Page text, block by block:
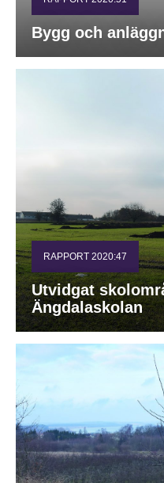
Bygg och
RAPPORT 2020:47
Utvidgat
Ängdalaskolan